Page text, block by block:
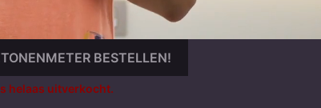
BESTELLEN!
helaas uitverkocht.